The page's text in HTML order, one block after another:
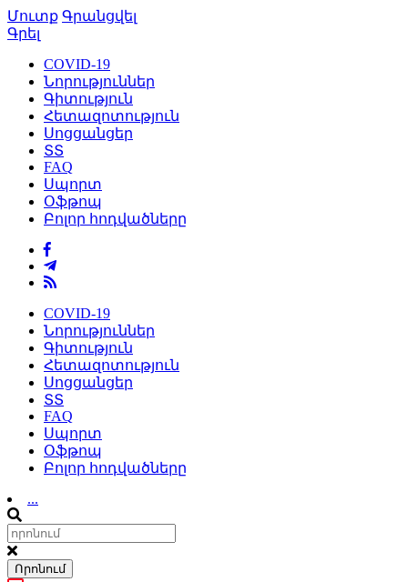
Մուտք Գրանցվել
Գրել
COVID-19
Նորություններ
Գիտություն
Հետազոտություն
Սոցցանցեր
ՏՏ
FAQ
Սպորտ
Օֆթոպ
Բոլոր հոդվածները
COVID-19
Նորություններ
Գիտություն
Հետազոտություն
Սոցցանցեր
ՏՏ
FAQ
Սպորտ
Օֆթոպ
Բոլոր հոդվածները
...
Որոնում